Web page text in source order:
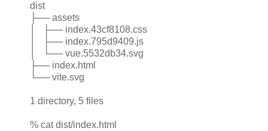
dist
├── assets
│ ├── index.43cf8108.css
│ ├── index.795d9409.js
│ └── vue.5532db34.svg
├── index.html
└── vite.svg
1 directory, 5 files
% cat dist/index.html